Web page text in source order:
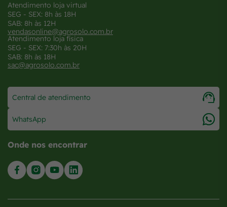
Atendimento loja virtual
SEG - SEX: 8h às 18H
SAB: 8h às 12H
vendasonline@agrosolo.com.br
Atendimento loja física
SEG - SEX: 7:30h às 20H
SAB: 8h às 18H
sac@agrosolo.com.br
Central de atendimento
WhatsApp
Onde nos encontrar